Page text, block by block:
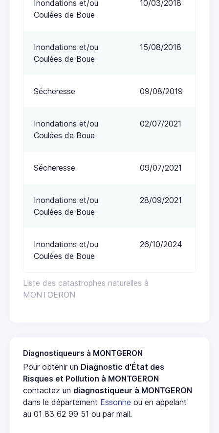
Liste des catastrophes naturelles à
MONTGERON
Inondations et/ou
Coulées de Boue
10/03/2018
Inondations et/ou
Coulées de Boue
15/08/2018
Sécheresse 09/08/2019
Inondations et/ou
Coulées de Boue
02/07/2021
Sécheresse 09/07/2021
Inondations et/ou
Coulées de Boue
28/09/2021
Inondations et/ou
Coulées de Boue
26/10/2024
Diagnostiqueurs à MONTGERON
Pour obtenir un Diagnostic d'État des
Risques et Pollution à MONTGERON
contactez un diagnostiqueur à MONTGERON
dans le département Essonne ou en appelant
au 01 83 62 99 51 ou par mail.